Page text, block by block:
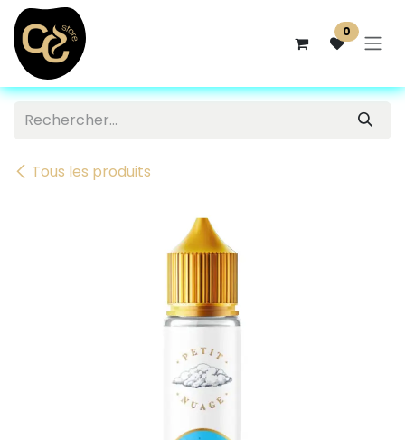
Se rendre au contenu
0
Tous les produits